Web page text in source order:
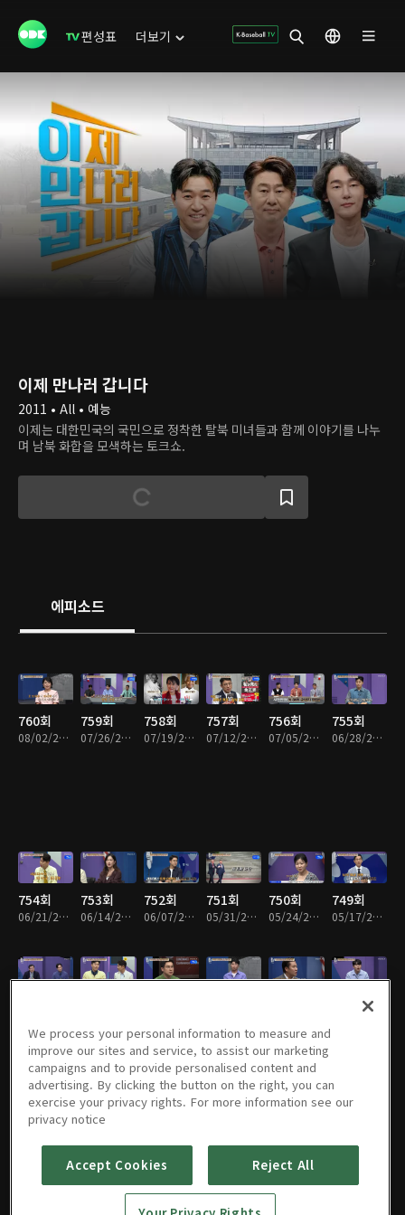
편성표 더보기
이제 만나러 갑니다
2011 • All • 예능
이제는 대한민국의 국민으로 정착한 탈북 미녀들과 함께 이야기를 나누
며 남북 화합을 모색하는 토크쇼.
에피소드
760회
08/02/2026 • 1시간 25분
759회
07/26/2026 • 1시간 23분
758회
07/19/2026 • 1시간 27분
757회
07/12/2026 • 1시간 24분
756회
07/05/2026 • 1시간 25분
755회
06/28/2026 • 1시간 24분
754회
06/21/2026 • 1시간 23분
753회
06/14/2026 • 1시간 25분
752회
06/07/2026 • 1시간 31분
751회
05/31/2026 • 1시간 24분
750회
05/24/2026 • 1시간 37분
749회
05/17/2026 • 1시간 25분
743회
742회
03/29/2026 • 1시간 25분
741회 740회 739회 738회 737회
We process your personal information to measure and
improve our sites and service, to assist our marketing
campaigns and to provide personalised content and
advertising. By clicking the button on the right, you can
exercise your privacy rights. For more information see our
privacy notice
Accept Cookies Reject All